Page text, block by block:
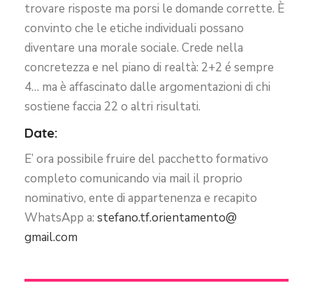
trovare risposte ma porsi le domande corrette. È
convinto che le etiche individuali possano
diventare una morale sociale. Crede nella
concretezza e nel piano di realtà: 2+2 é sempre
4… ma è affascinato dalle argomentazioni di chi
sostiene faccia 22 o altri risultati.
Date:
E’ ora possibile fruire del pacchetto formativo
completo comunicando via mail il proprio
nominativo, ente di appartenenza e recapito
WhatsApp a: stefano.tf.orientamento@
gmail.com